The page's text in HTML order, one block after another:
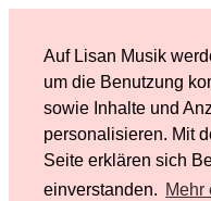
Auf Lisan Musik
um die Benutzung
sowie Inhalte und
personalisieren. Mit
Seite erklären sich
einverstanden. Mehr